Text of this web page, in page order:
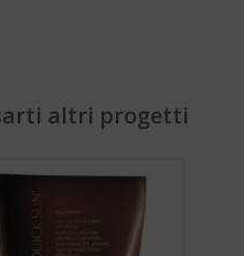
altri progetti